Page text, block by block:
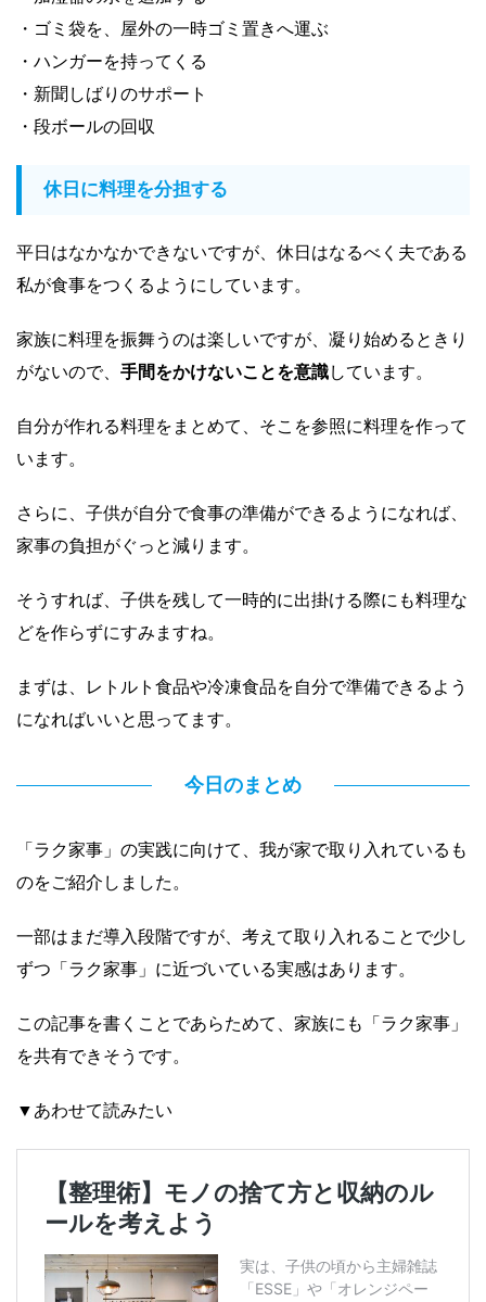
・ゴミ袋を、屋外の一時ゴミ置きへ運ぶ
・ハンガーを持ってくる
・新聞しばりのサポート
・段ボールの回収
休日に料理を分担する
平日はなかなかできないですが、休日はなるべく夫である
私が食事をつくるようにしています。
家族に料理を振舞うのは楽しいですが、凝り始めるときり
がないので、 手間をかけないことを意識しています。
自分が作れる料理をまとめて、そこを参照に料理を作って
います。
さらに、子供が自分で食事の準備ができるようになれば、
家事の負担がぐっと減ります。
そうすれば、子供を残して一時的に出掛ける際にも料理な
どを作らずにすみますね。
まずは、レトルト食品や冷凍食品を自分で準備できるよう
になればいいと思ってます。
今日のまとめ
「ラク家事」の実践に向けて、我が家で取り入れているも
のをご紹介しました。
一部はまだ導入段階ですが、考えて取り入れることで少し
ずつ「ラク家事」に近づいている実感はあります。
この記事を書くことであらためて、家族にも「ラク家事」
を共有できそうです。
▼あわせて読みたい